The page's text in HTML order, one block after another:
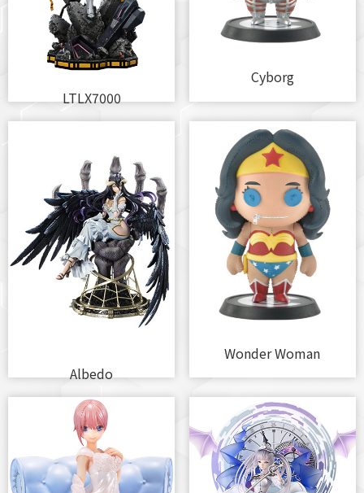
LTLX7000
Cyborg
Albedo
Wonder Woman